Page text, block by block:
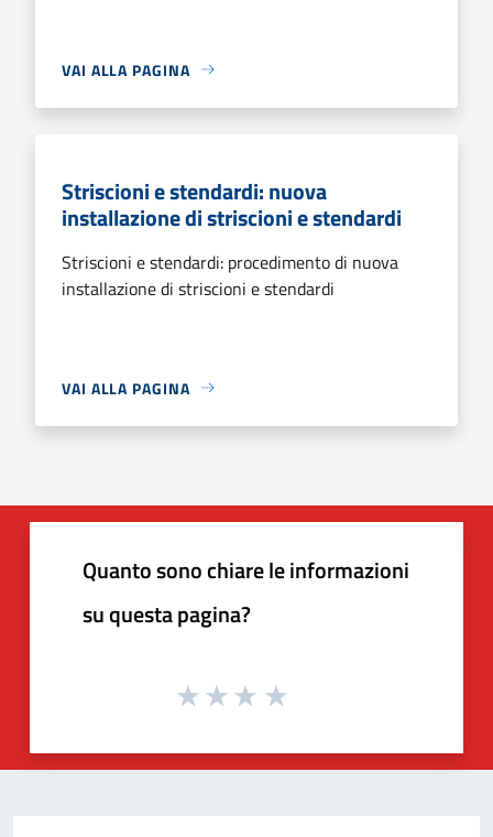
VAI ALLA PAGINA
Striscioni e stendardi: nuova
installazione di striscioni e stendardi
Striscioni e stendardi: procedimento di nuova
installazione di striscioni e stendardi
VAI ALLA PAGINA
Quanto sono chiare le informazioni
su questa pagina?